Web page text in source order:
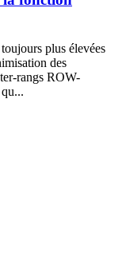
plus élevées
des
rangs ROW-